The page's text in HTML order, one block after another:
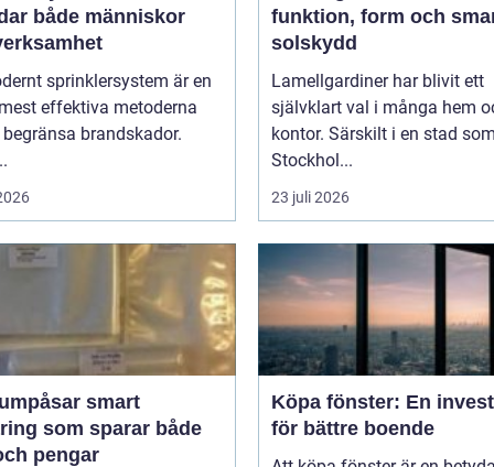
både människor
sprinklersystem är en
effektiva metoderna
brandskador.
funktion, form och
solskydd
Lamellgardiner har blivit ett
självklart val i många hem
kontor. Särskilt i en stad
Stockhol...
23 juli 2026
smart
som sparar både
pengar
Köpa fönster: En
för bättre boende